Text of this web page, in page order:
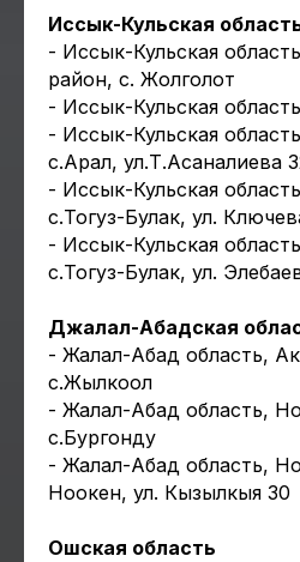
Иссык-Кульская
- Иссык-Кульская
район, с. Жолголот
- Иссык-Кульская
- Иссык-Кульская
с.Арал, ул.Т.Асаналиева
- Иссык-Кульская
с.Тогуз-Булак, ул.
- Иссык-Кульская
с.Тогуз-Булак, ул.
Джалал-Абадская
- Жалал-Абад область,
с.Жылкоол
- Жалал-Абад область,
с.Бургонду
- Жалал-Абад область,
Ноокен, ул. Кызылкыя 30
Ошская область